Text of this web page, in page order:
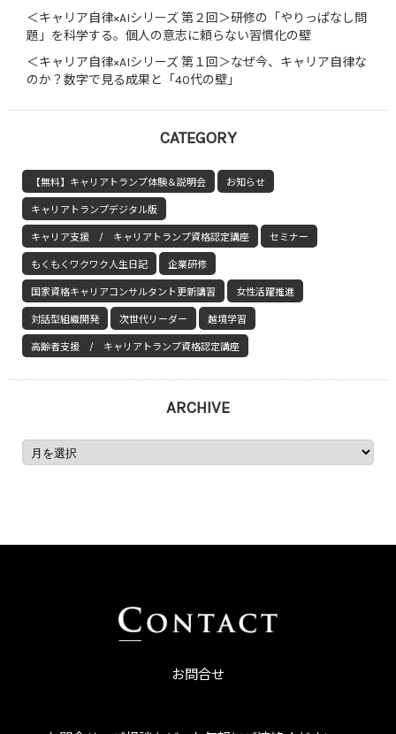
＜キャリア自律×AIシリーズ 第２回＞研修の「やりっぱなし問
題」を科学する。個人の意志に頼らない習慣化の壁
＜キャリア自律×AIシリーズ 第１回＞なぜ今、キャリア自律な
のか？数字で見る成果と「40代の壁」
CATEGORY
【無料】キャリアトランプ体験＆説明会 お知らせ
キャリアトランプデジタル版
キャリア支援 / キャリアトランプ資格認定講座 セミナー
もくもくワクワク人生日記 企業研修
国家資格キャリアコンサルタント更新講習 女性活躍推進
対話型組織開発 次世代リーダー 越境学習
高齢者支援 / キャリアトランプ資格認定講座
ARCHIVE
お問合せ